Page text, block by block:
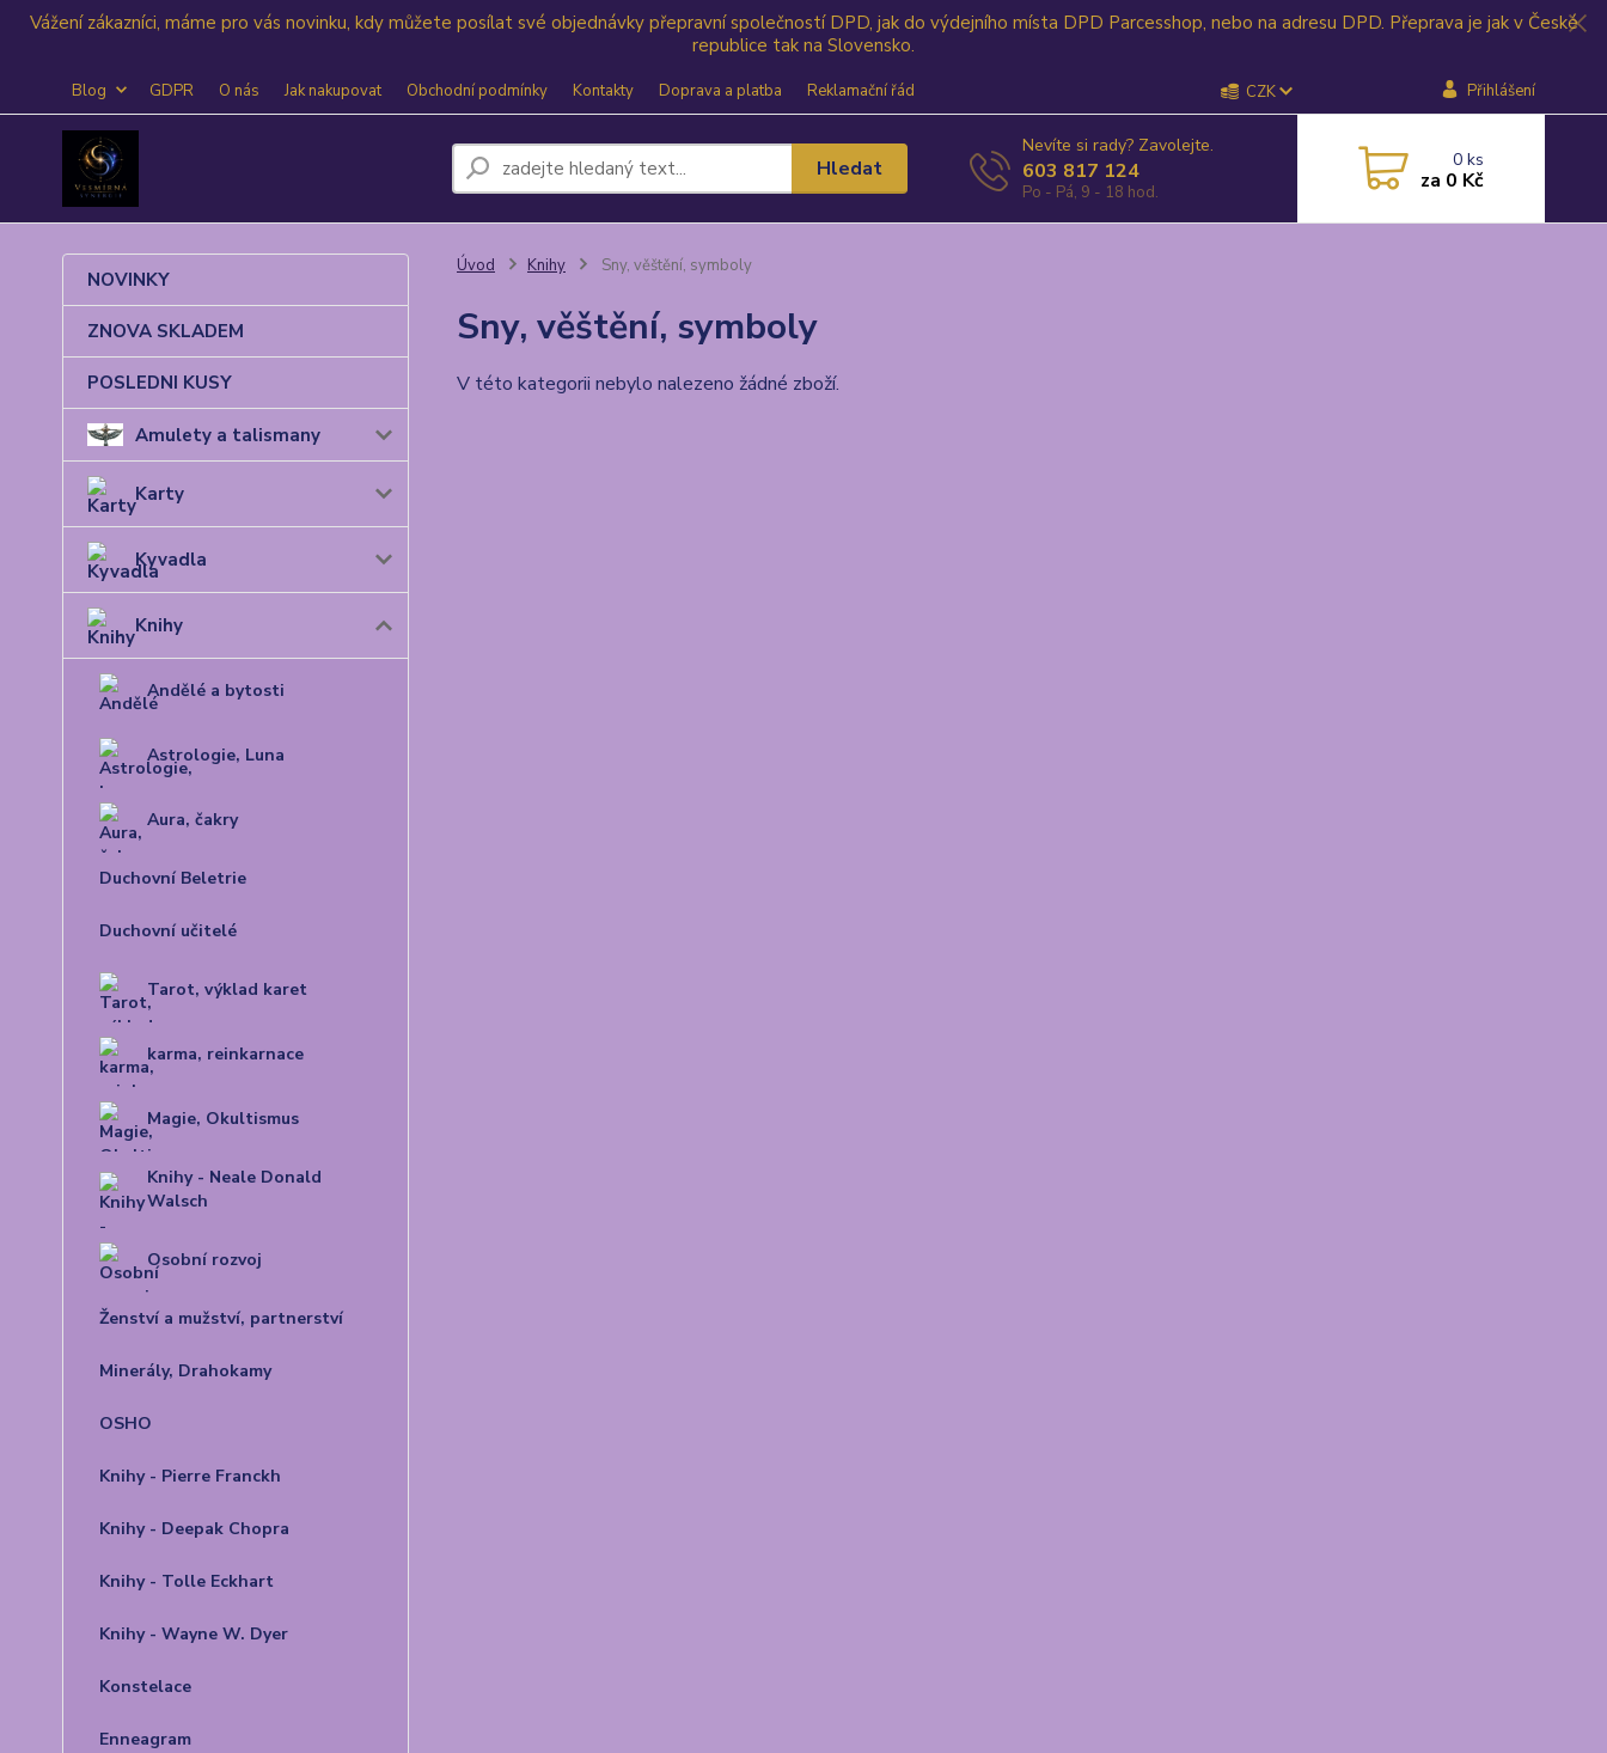
Vážení zákazníci, máme pro vás novinku, kdy můžete posílat své objednávky přepravní společností DPD, jak do výdejního místa DPD Parcesshop, nebo na adresu DPD. Přeprava je jak v České
republice tak na Slovensko.
Blog GDPR O nás Jak nakupovat Obchodní podmínky Kontakty Doprava a platba Reklamační řád CZK Přihlášení
Hledat
Nevíte si rady? Zavolejte.
603 817 124
Po - Pá, 9 - 18 hod.
0ks
za 0 Kč
NOVINKY
ZNOVA SKLADEM
POSLEDNI KUSY
Amulety a talismany
Karty
Kyvadla
Knihy
Andělé a bytosti
Astrologie, Luna
Aura, čakry
Duchovní Beletrie
Duchovní učitelé
Tarot, výklad karet
karma, reinkarnace
Magie, Okultismus
Knihy - Neale Donald
Walsch
Osobní rozvoj
Ženství a mužství, partnerství
Minerály, Drahokamy
OSHO
Knihy - Pierre Franckh
Knihy - Deepak Chopra
Knihy - Tolle Eckhart
Knihy - Wayne W. Dyer
Konstelace
Enneagram
Úvod Knihy Sny, věštění, symboly
Sny, věštění, symboly
V této kategorii nebylo nalezeno žádné zboží.